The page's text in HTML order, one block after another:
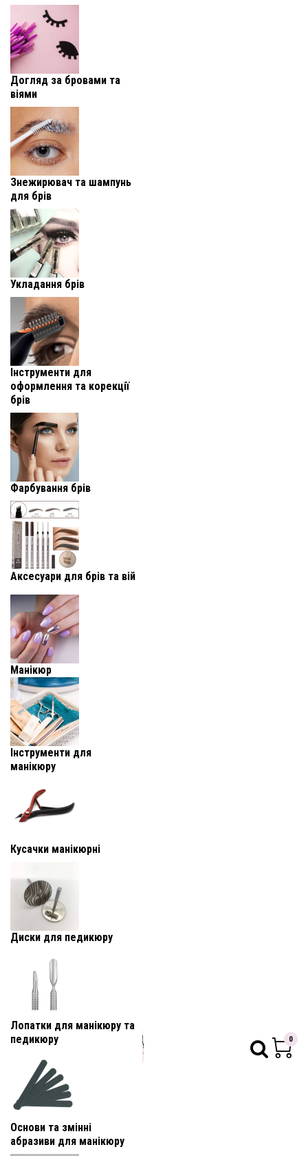
Догляд за бровами та
віями
Знежирювач та шампунь
для брів
Укладання брів
Інструменти для
оформлення та корекції
брів
Фарбування брів
Аксесуари для брів та вій
Манікюр
Інструменти для
манікюру
Кусачки манікюрні
Диски для педикюру
Лопатки для манікюру та
педикюру
Основи та змінні
абразиви для манікюру
0